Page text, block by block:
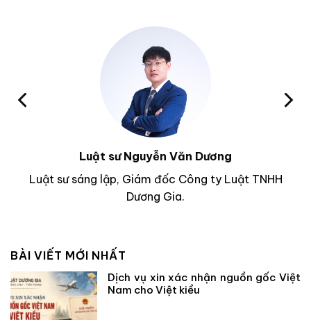
Luật sư Nguyễn Văn Dương
Luật sư sáng lập, Giám đốc Công ty Luật TNHH
Dương Gia.
BÀI VIẾT MỚI NHẤT
Dịch vụ xin xác nhận nguồn gốc Việt
Nam cho Việt kiều